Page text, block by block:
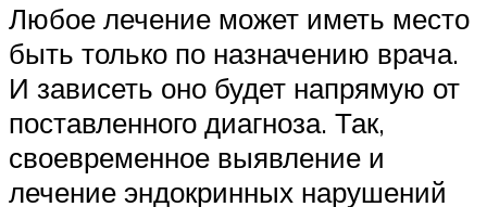
Любое лечение может иметь место
быть только по назначению врача.
И зависеть оно будет напрямую от
поставленного диагноза. Так,
своевременное выявление и
лечение эндокринных нарушений